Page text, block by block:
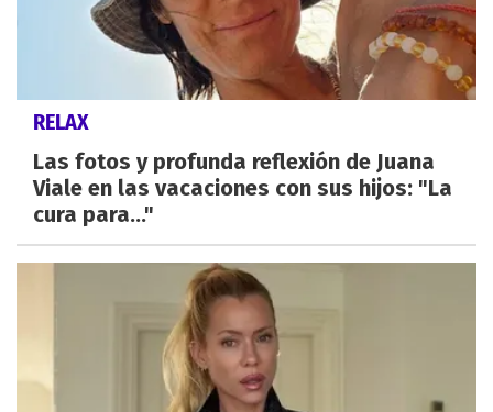
RELAX
Las fotos y profunda reflexión de Juana
Viale en las vacaciones con sus hijos: "La
cura para..."